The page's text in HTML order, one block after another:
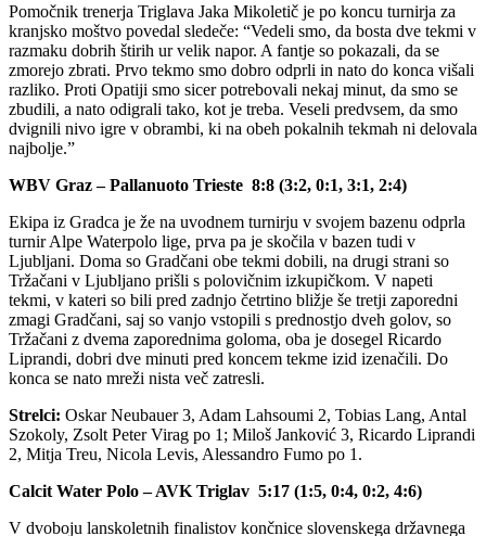
Pomočnik trenerja Triglava Jaka Mikoletič je po koncu turnirja za
kranjsko moštvo povedal sledeče: “Vedeli smo, da bosta dve tekmi v
razmaku dobrih štirih ur velik napor. A fantje so pokazali, da se
zmorejo zbrati. Prvo tekmo smo dobro odprli in nato do konca višali
razliko. Proti Opatiji smo sicer potrebovali nekaj minut, da smo se
zbudili, a nato odigrali tako, kot je treba. Veseli predvsem, da smo
dvignili nivo igre v obrambi, ki na obeh pokalnih tekmah ni delovala
najbolje.”
WBV Graz – Pallanuoto Trieste 8:8 (3:2, 0:1, 3:1, 2:4)
Ekipa iz Gradca je že na uvodnem turnirju v svojem bazenu odprla
turnir Alpe Waterpolo lige, prva pa je skočila v bazen tudi v
Ljubljani. Doma so Gradčani obe tekmi dobili, na drugi strani so
Tržačani v Ljubljano prišli s polovičnim izkupičkom. V napeti
tekmi, v kateri so bili pred zadnjo četrtino bližje še tretji zaporedni
zmagi Gradčani, saj so vanjo vstopili s prednostjo dveh golov, so
Tržačani z dvema zaporednima goloma, oba je dosegel Ricardo
Liprandi, dobri dve minuti pred koncem tekme izid izenačili. Do
konca se nato mreži nista več zatresli.
Strelci: Oskar Neubauer 3, Adam Lahsoumi 2, Tobias Lang, Antal
Szokoly, Zsolt Peter Virag po 1; Miloš Janković 3, Ricardo Liprandi
2, Mitja Treu, Nicola Levis, Alessandro Fumo po 1.
Calcit Water Polo – AVK Triglav 5:17 (1:5, 0:4, 0:2, 4:6)
V dvoboju lanskoletnih finalistov končnice slovenskega državnega